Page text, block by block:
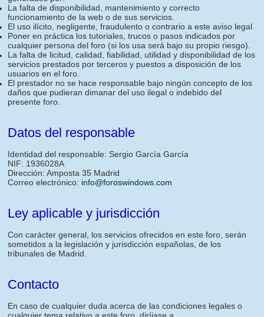
La falta de disponibilidad, mantenimiento y correcto
funcionamiento de la web o de sus servicios.
El uso ilícito, negligente, fraudulento o contrario a este aviso legal.
Poner en práctica los tutoriales, trucos o pasos indicados por
cualquier persona del foro (si los usa será bajo su propio riesgo).
La falta de licitud, calidad, fiabilidad, utilidad y disponibilidad de los
servicios prestados por terceros y puestos a disposición de los
usuarios en el foro.
El prestador no se hace responsable bajo ningún concepto de los
daños que pudieran dimanar del uso ilegal o indebido del
presente foro.
Datos del responsable
Identidad del responsable: Sergio García García
NIF: 1936028A
Dirección: Amposta 35 Madrid
Correo electrónico: info@foroswindows.com
Ley aplicable y jurisdicción
Con carácter general, los servicios ofrecidos en este foro, serán
sometidos a la legislación y jurisdicción españolas, de los
tribunales de Madrid.
Contacto
En caso de cualquier duda acerca de las condiciones legales o